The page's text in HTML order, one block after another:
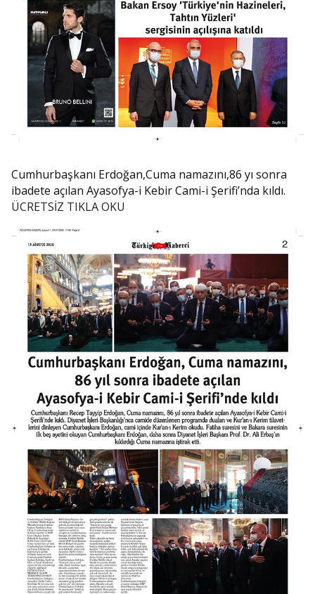
Cumhurbaşkanı Erdoğan,Cuma namazını,86 yı sonra
ibadete açılan Ayasofya-i Kebir Cami-i Şerifi’nda kıldı.
ÜCRETSİZ TIKLA OKU